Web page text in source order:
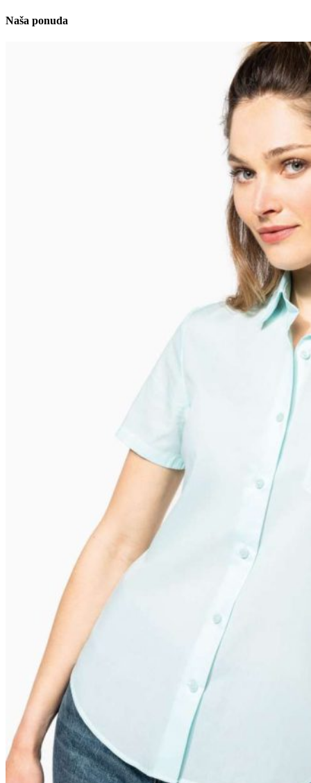
Naša ponuda